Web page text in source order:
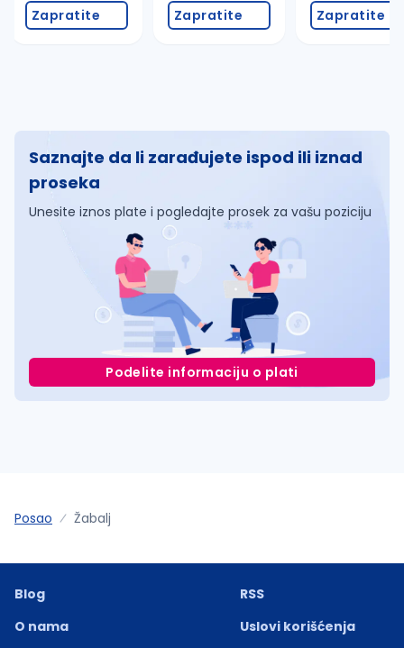
Zapratite Zapratite Zapratite
Saznajte da li zarađujete ispod ili iznad
proseka
Unesite iznos plate i pogledajte prosek za vašu poziciju
Podelite informaciju o plati
Posao Žabalj
Blog
O nama
RSS
Uslovi korišćenja